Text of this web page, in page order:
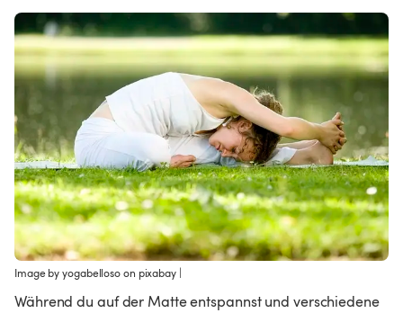
Image by yogabelloso on pixabay |
Während du auf der Matte entspannst und verschiedene